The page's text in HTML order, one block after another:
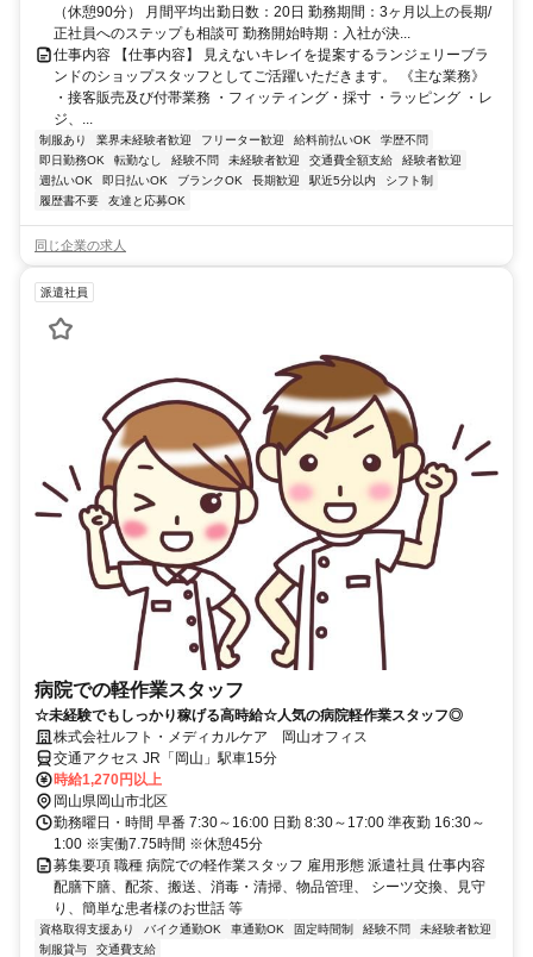
（休憩90分） 月間平均出勤日数：20日 勤務期間：3ヶ月以上の長期/
正社員へのステップも相談可 勤務開始時期：入社が決...
仕事内容 【仕事内容】 見えないキレイを提案するランジェリーブラ
ンドのショップスタッフとしてご活躍いただきます。 《主な業務》
・接客販売及び付帯業務 ・フィッティング・採寸 ・ラッピング ・レ
ジ、...
制服あり 業界未経験者歓迎 フリーター歓迎 給料前払いOK
学歴不問
即日勤務OK
転勤なし 経験不問 未経験者歓迎 交通費全額支給
経験者歓迎
週払いOK
即日払いOK ブランクOK 長期歓迎 駅近5分以内
シフト制
履歴書不要
友達と応募OK
同じ企業の求人
派遣社員
病院での軽作業スタッフ
☆未経験でもしっかり稼げる高時給☆人気の病院軽作業スタッフ◎
株式会社ルフト・メディカルケア 岡山オフィス
交通アクセス JR「岡山」駅車15分
時給1,270円以上
岡山県岡山市北区
勤務曜日・時間 早番 7:30～16:00 日勤 8:30～17:00 準夜勤 16:30～
1:00 ※実働7.75時間 ※休憩45分
募集要項 職種 病院での軽作業スタッフ 雇用形態 派遣社員 仕事内容
配膳下膳、配茶、搬送、消毒・清掃、物品管理、 シーツ交換、見守
り、簡単な患者様のお世話 等
資格取得支援あり バイク通勤OK 車通勤OK 固定時間制 経験不問
未経験者歓迎
制服貸与
交通費支給